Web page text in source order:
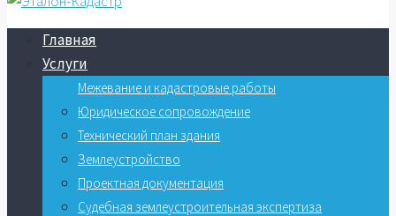
Главная
Услуги
Межевание и кадастровые работы
Юридическое сопровождение
Технический план здания
Землеустройство
Проектная документация
Судебная землеустроительная экспертиза